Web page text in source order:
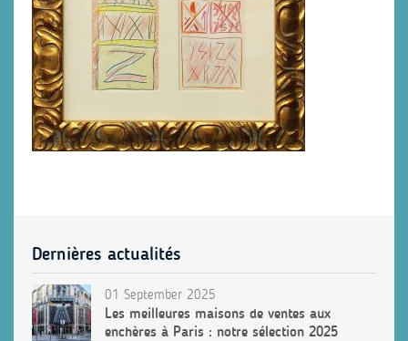
Dernières actualités
01 September 2025
Les meilleures maisons de ventes aux
enchères à Paris : notre sélection 2025